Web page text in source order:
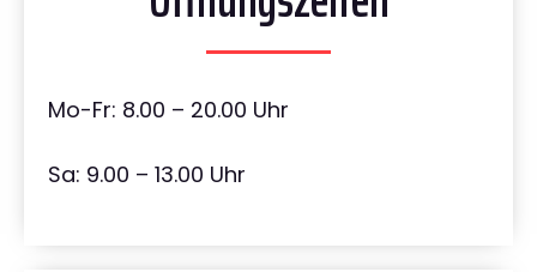
Mo-Fr: 8.00 – 20.00 Uhr
Sa: 9.00 – 13.00 Uhr